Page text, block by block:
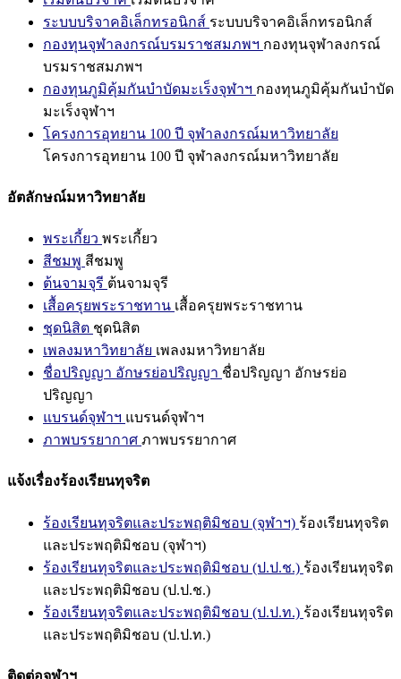
ระบบบริจาคอิเล็กทรอนิกส์ ระบบบริจาคอิเล็กทรอนิกส์
กองทุนจุฬาลงกรณ์บรมราชสมภพฯ กองทุนจุฬาลงกรณ์
บรมราชสมภพฯ
กองทุนภูมิคุ้มกันบำบัดมะเร็งจุฬาฯ กองทุนภูมิคุ้มกันบำบัด
มะเร็งจุฬาฯ
โครงการอุทยาน 100 ปี จุฬาลงกรณ์มหาวิทยาลัย
โครงการอุทยาน 100 ปี จุฬาลงกรณ์มหาวิทยาลัย
อัตลักษณ์มหาวิทยาลัย
พระเกี้ยว พระเกี้ยว
สีชมพู สีชมพู
ต้นจามจุรี ต้นจามจุรี
เสื้อครุยพระราชทาน เสื้อครุยพระราชทาน
ชุดนิสิต ชุดนิสิต
เพลงมหาวิทยาลัย เพลงมหาวิทยาลัย
ชื่อปริญญา อักษรย่อปริญญา ชื่อปริญญา อักษรย่อ
ปริญญา
แบรนด์จุฬาฯ แบรนด์จุฬาฯ
ภาพบรรยากาศ ภาพบรรยากาศ
แจ้งเรื่องร้องเรียนทุจริต
ร้องเรียนทุจริตและประพฤติมิชอบ (จุฬาฯ) ร้องเรียนทุจริต
และประพฤติมิชอบ (จุฬาฯ)
ร้องเรียนทุจริตและประพฤติมิชอบ (ป.ป.ช.) ร้องเรียนทุจริต
และประพฤติมิชอบ (ป.ป.ช.)
ร้องเรียนทุจริตและประพฤติมิชอบ (ป.ป.ท.) ร้องเรียนทุจริต
และประพฤติมิชอบ (ป.ป.ท.)
ติดต่อจุฬาฯ